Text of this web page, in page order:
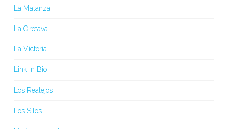
La Matanza
La Orotava
La Victoria
Link in Bio
Los Realejos
Los Silos